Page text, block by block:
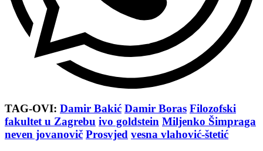
TAG-OVI: Damir Bakić Damir Boras Filozofski
fakultet u Zagrebu ivo goldstein Miljenko Šimpraga
neven jovanovič Prosvjed vesna vlahović-štetić